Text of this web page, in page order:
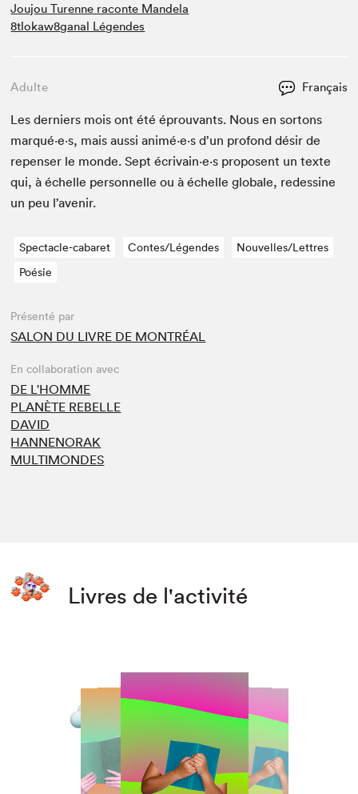
Joujou Turenne raconte Mandela
8tlokaw8ganal Légendes
Adulte Français
Les derniers mois ont été éprou­vants. Nous en sor­tons
marqué·e·s, mais aus­si animé·e·s d’un pro­fond désir de
repenser le monde. Sept écrivain·e·s pro­posent un texte
qui, à échelle per­son­nelle ou à échelle glob­ale, redes­sine
un peu l’avenir.
Spectacle-cabaret Contes/Légendes
Nouvelles/Lettres
Poésie
Présenté par
SALON DU LIVRE DE MONTRÉAL
En collaboration avec
DE L'HOMME
PLANÈTE REBELLE
DAVID
HANNENORAK
MULTIMONDES
Livres de l'activité